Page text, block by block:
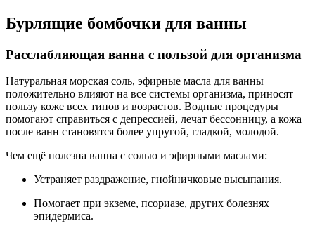
Бурлящие бомбочки для ванны
Расслабляющая ванна с пользой для организма
Натуральная морская соль, эфирные масла для ванны
положительно влияют на все системы организма, приносят
пользу коже всех типов и возрастов. Водные процедуры
помогают справиться с депрессией, лечат бессонницу, а кожа
после ванн становятся более упругой, гладкой, молодой.
Чем ещё полезна ванна с солью и эфирными маслами:
Устраняет раздражение, гнойничковые высыпания.
Помогает при экземе, псориазе, других болезнях
эпидермиса.